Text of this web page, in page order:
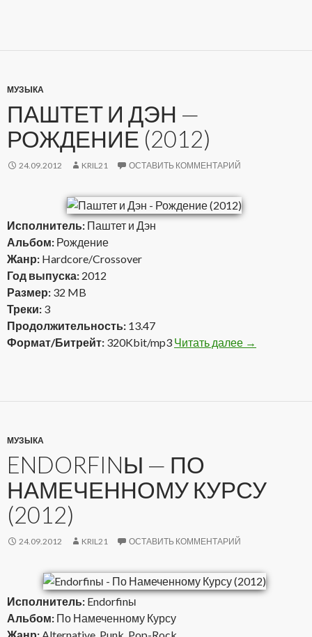
МУЗЫКА
ПАШТЕТ И ДЭН —
РОЖДЕНИЕ (2012)
24.09.2012 KRIL21 ОСТАВИТЬ КОММЕНТАРИЙ
Исполнитель: Паштет и Дэн
Альбом: Рождение
Жанр: Hardcore/Crossover
Год выпуска: 2012
Размер: 32 MB
Треки: 3
Продолжительность: 13.47
Формат/Битрейт: 320Kbit/mp3 Читать далее Паштет и
→
МУЗЫКА
ENDORFINЫ — ПО
НАМЕЧЕННОМУ КУРСУ
(2012)
24.09.2012 KRIL21 ОСТАВИТЬ КОММЕНТАРИЙ
Исполнитель: Endorfinы
Альбом: По Намеченному Курсу